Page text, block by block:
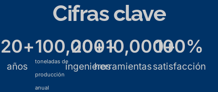
Cifras clave
años
20+
toneladas de
producción
anual
100,000+
ingenieros
20+
herramientas
10,000+
satisfacción
100%